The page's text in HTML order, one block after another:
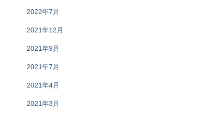
2022年7月
2021年12月
2021年9月
2021年7月
2021年4月
2021年3月